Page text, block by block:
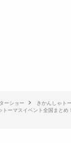
ーショー
きかんしゃト
トーマスイベント全国まと